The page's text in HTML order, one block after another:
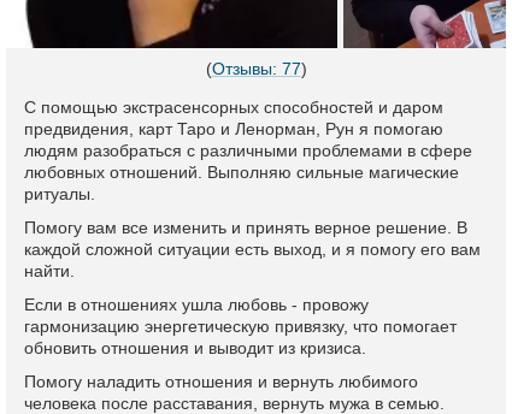
(Отзывы: 77)
С помощью экстрасенсорных способностей и даром
предвидения, карт Таро и Ленорман, Рун я помогаю
людям разобраться с различными проблемами в сфере
любовных отношений. Выполняю сильные магические
ритуалы.
Помогу вам все изменить и принять верное решение. В
каждой сложной ситуации есть выход, и я помогу его вам
найти.
Если в отношениях ушла любовь - провожу
гармонизацию энергетическую привязку, что помогает
обновить отношения и выводит из кризиса.
Помогу наладить отношения и вернуть любимого
человека после расставания, вернуть мужа в семью.